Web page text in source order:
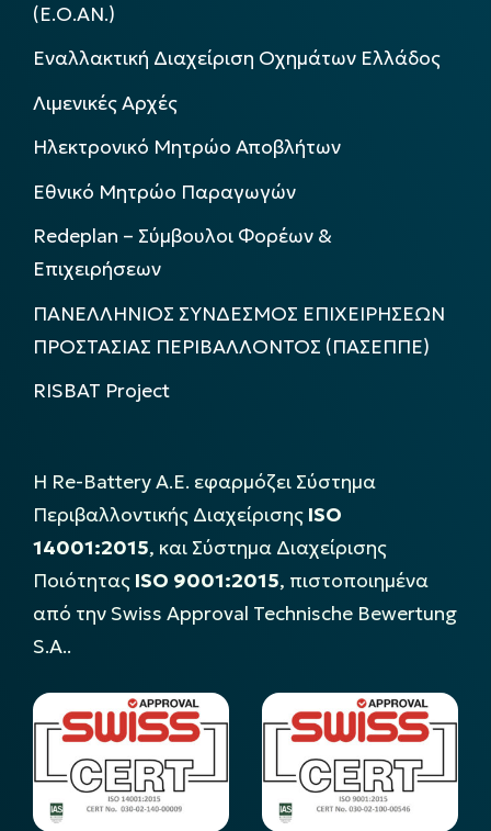
(Ε.Ο.ΑΝ.)
Εναλλακτική Διαχείριση Οχημάτων Ελλάδος
Λιμενικές Αρχές
Ηλεκτρονικό Μητρώο Αποβλήτων
Εθνικό Μητρώο Παραγωγών
Redeplan – Σύμβουλοι Φορέων &
Επιχειρήσεων
ΠΑΝΕΛΛΗΝΙΟΣ ΣΥΝΔΕΣΜΟΣ ΕΠΙΧΕΙΡΗΣΕΩΝ
ΠΡΟΣΤΑΣΙΑΣ ΠΕΡΙΒΑΛΛΟΝΤΟΣ (ΠΑΣΕΠΠΕ)
RISBAT Project
Η Re-Battery Α.Ε. εφαρμόζει Σύστημα
Περιβαλλοντικής Διαχείρισης ISO
14001:2015, και Σύστημα Διαχείρισης
Ποιότητας ISO 9001:2015, πιστοποιημένα
από την Swiss Approval Technische Bewertung
S.A..